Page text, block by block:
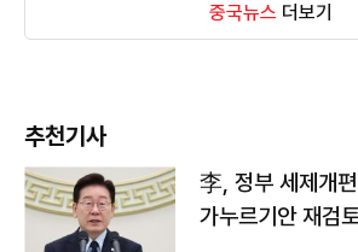
중국뉴스 더보기
추천기사
李, 정부 세제개
가누르기안 재검